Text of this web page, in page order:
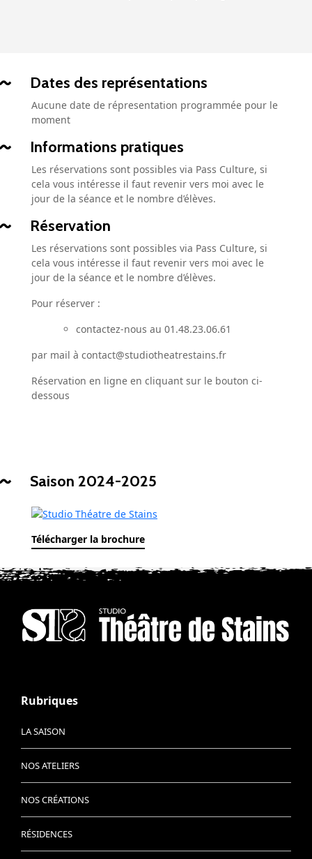
Dates des représentations
Aucune date de répresentation programmée pour le
moment
Informations pratiques
Les réservations sont possibles via Pass Culture, si
cela vous intéresse il faut revenir vers moi avec le
jour de la séance et le nombre d’élèves.
Réservation
Les réservations sont possibles via Pass Culture, si
cela vous intéresse il faut revenir vers moi avec le
jour de la séance et le nombre d’élèves.
Pour réserver :
contactez-nous au 01.48.23.06.61
par mail à contact@studiotheatrestains.fr
Réservation en ligne en cliquant sur le bouton ci-
dessous
Saison 2024-2025
Télécharger la brochure
Rubriques
LA SAISON
NOS ATELIERS
NOS CRÉATIONS
RÉSIDENCES